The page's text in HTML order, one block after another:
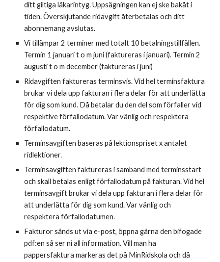
ditt giltiga läkarintyg. Uppsägningen kan ej ske bakåt i
tiden. Överskjutande ridavgift återbetalas och ditt
abonnemang avslutas.
Vi tillämpar 2 terminer med totalt 10 betalningstillfällen.
Termin 1 januari t o m juni (faktureras i januari). Termin 2
augusti t o m december (faktureras i juni)
Ridavgiften faktureras terminsvis. Vid hel terminsfaktura
brukar vi dela upp fakturan i flera delar för att underlätta
för dig som kund. Då betalar du den del som förfaller vid
respektive förfallodatum. Var vänlig och respektera
förfallodatum.
Terminsavgiften baseras på lektionspriset x antalet
ridlektioner.
Terminsavgiften faktureras i samband med terminsstart
och skall betalas enligt förfallodatum på fakturan. Vid hel
terminsavgift brukar vi dela upp fakturan i flera delar för
att underlätta för dig som kund. Var vänlig och
respektera förfallodatumen.
Fakturor sänds ut via e-post, öppna gärna den bifogade
pdf:en så ser ni all information. Vill man ha
pappersfaktura markeras det på MinRidskola och då